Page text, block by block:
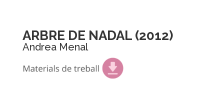
ARBRE DE NADAL (2012)
Andrea Menal